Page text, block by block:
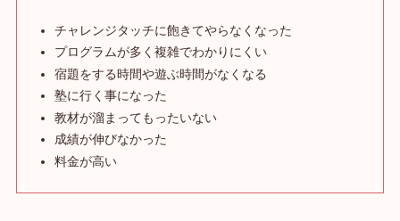
チャレンジタッチに飽きてやらなくなった
プログラムが多く複雑でわかりにくい
宿題をする時間や遊ぶ時間がなくなる
塾に行く事になった
教材が溜まってもったいない
成績が伸びなかった
料金が高い